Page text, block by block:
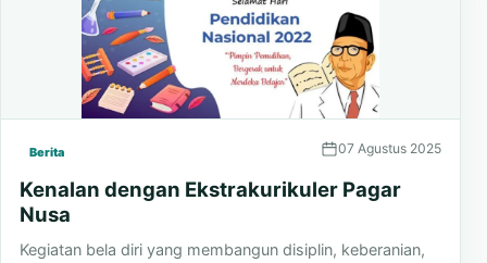
Berita 07 Agustus 2025
Kenalan dengan Ekstrakurikuler Pagar
Nusa
Kegiatan bela diri yang membangun disiplin, keberanian,